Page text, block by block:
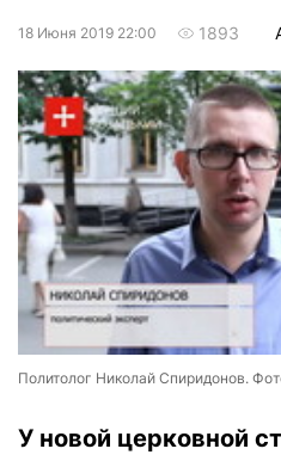
18 Июня 2019 22:00 1893
Политолог Николай Спиридонов.
У новой церковной